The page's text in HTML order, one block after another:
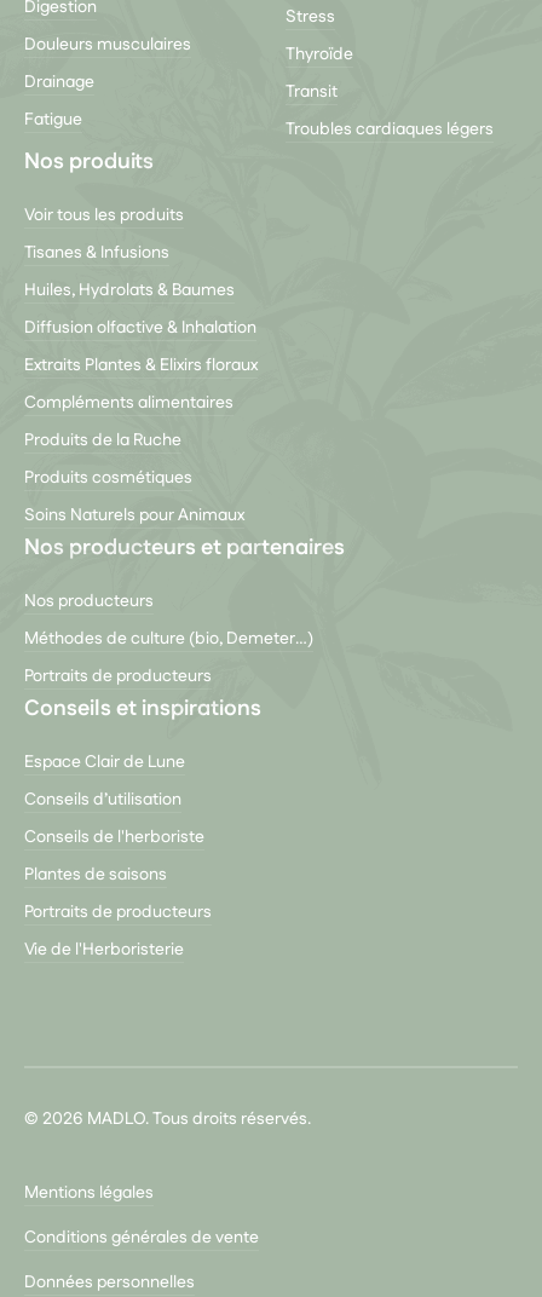
Digestion
Douleurs musculaires
Drainage
Fatigue
Stress
Thyroïde
Transit
Troubles cardiaques légers
Nos produits
Voir tous les produits
Tisanes & Infusions
Huiles, Hydrolats & Baumes
Diffusion olfactive & Inhalation
Extraits Plantes & Elixirs floraux
Compléments alimentaires
Produits de la Ruche
Produits cosmétiques
Soins Naturels pour Animaux
Nos producteurs et partenaires
Nos producteurs
Méthodes de culture (bio, Demeter…)
Portraits de producteurs
Conseils et inspirations
Espace Clair de Lune
Conseils d’utilisation
Conseils de l'herboriste
Plantes de saisons
Portraits de producteurs
Vie de l'Herboristerie
© 2026 MADLO. Tous droits réservés.
Mentions légales
Conditions générales de vente
Données personnelles